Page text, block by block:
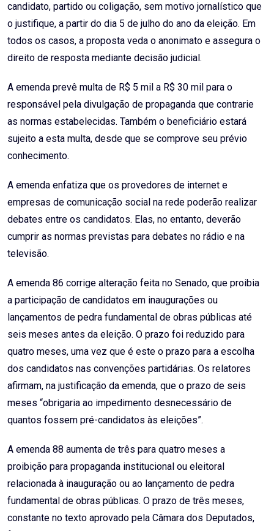
candidato, partido ou coligação, sem motivo jornalístico que
o justifique, a partir do dia 5 de julho do ano da eleição. Em
todos os casos, a proposta veda o anonimato e assegura o
direito de resposta mediante decisão judicial.
A emenda prevê multa de R$ 5 mil a R$ 30 mil para o
responsável pela divulgação de propaganda que contrarie
as normas estabelecidas. Também o beneficiário estará
sujeito a esta multa, desde que se comprove seu prévio
conhecimento.
A emenda enfatiza que os provedores de internet e
empresas de comunicação social na rede poderão realizar
debates entre os candidatos. Elas, no entanto, deverão
cumprir as normas previstas para debates no rádio e na
televisão.
A emenda 86 corrige alteração feita no Senado, que proibia
a participação de candidatos em inaugurações ou
lançamentos de pedra fundamental de obras públicas até
seis meses antes da eleição. O prazo foi reduzido para
quatro meses, uma vez que é este o prazo para a escolha
dos candidatos nas convenções partidárias. Os relatores
afirmam, na justificação da emenda, que o prazo de seis
meses “obrigaria ao impedimento desnecessário de
quantos fossem pré-candidatos às eleições”.
A emenda 88 aumenta de três para quatro meses a
proibição para propaganda institucional ou eleitoral
relacionada à inauguração ou ao lançamento de pedra
fundamental de obras públicas. O prazo de três meses,
constante no texto aprovado pela Câmara dos Deputados,